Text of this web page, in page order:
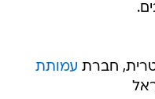
חברת עמותת